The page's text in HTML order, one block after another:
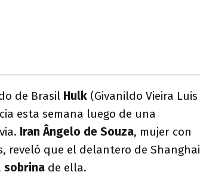
de Brasil Hulk (Givanildo Vieira Luis
esta semana luego de una
Iran Ângelo de Souza, mujer con
reveló que el delantero de Shanghai
sobrina de ella.